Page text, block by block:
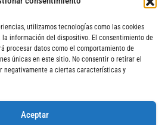
utilizamos tecnologías como las cookies
información del dispositivo. El consentimiento de
procesar datos como el comportamiento de
únicas en este sitio. No consentir o retirar el
negativamente a ciertas características y
Aceptar